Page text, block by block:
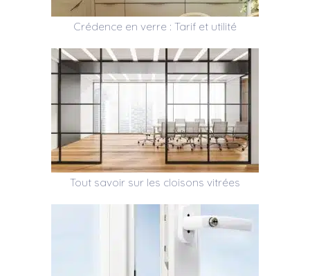
Crédence en verre : Tarif et utilité
Tout savoir sur les cloisons vitrées